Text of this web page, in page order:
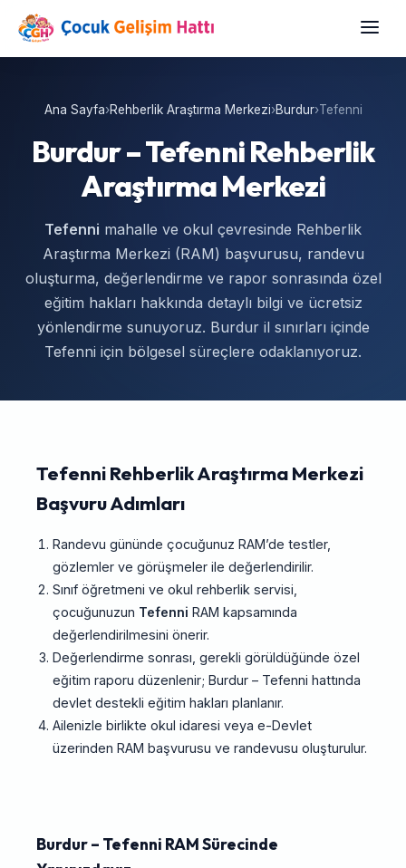
Ana Sayfa›Rehberlik Araştırma Merkezi›Burdur›Tefenni
Burdur – Tefenni Rehberlik
Araştırma Merkezi
Tefenni mahalle ve okul çevresinde Rehberlik
Araştırma Merkezi (RAM) başvurusu, randevu
oluşturma, değerlendirme ve rapor sonrasında özel
eğitim hakları hakkında detaylı bilgi ve ücretsiz
yönlendirme sunuyoruz. Burdur il sınırları içinde
Tefenni için bölgesel süreçlere odaklanıyoruz.
Tefenni Rehberlik Araştırma Merkezi
Başvuru Adımları
Randevu gününde çocuğunuz RAM’de testler,
gözlemler ve görüşmeler ile değerlendirilir.
Sınıf öğretmeni ve okul rehberlik servisi,
çocuğunuzun Tefenni RAM kapsamında
değerlendirilmesini önerir.
Değerlendirme sonrası, gerekli görüldüğünde özel
eğitim raporu düzenlenir; Burdur – Tefenni hattında
devlet destekli eğitim hakları planlanır.
Ailenizle birlikte okul idaresi veya e-Devlet
üzerinden RAM başvurusu ve randevusu oluşturulur.
Burdur – Tefenni RAM Sürecinde